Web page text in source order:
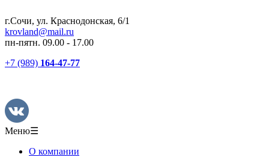
г.Сочи, ул. Краснодонская, 6/1
krovland@mail.ru
пн-пятн. 09.00 - 17.00
+7 (989) 164-47-77
Меню☰
О компании